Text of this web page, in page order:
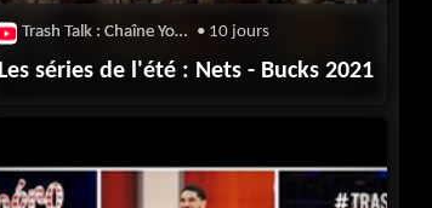
Trash Talk : Chaîne Youtube • 10 jours
Les séries de l'été : Nets - Bucks 2021